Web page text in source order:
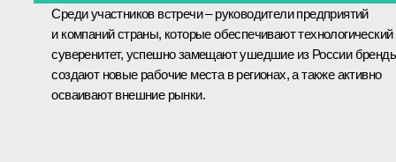
Среди участников встречи – руководители предприятий
и компаний страны, которые обеспечивают технологический
суверенитет, успешно замещают ушедшие из России
создают новые рабочие места в регионах, а также активно
осваивают внешние рынки.